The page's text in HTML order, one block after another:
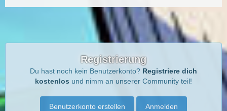
Registrierung
Du hast noch kein Benutzerkonto? Registriere dich
kostenlos und nimm an unserer Community teil!
Benutzerkonto erstellen Anmelden